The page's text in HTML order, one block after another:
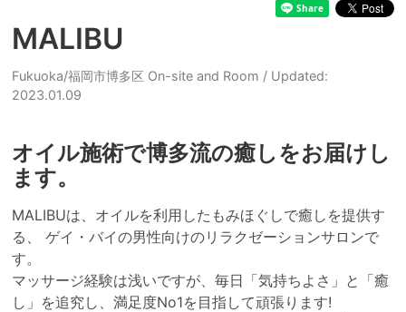
MALIBU
Fukuoka/福岡市博多区 On-site and Room / Updated:
2023.01.09
オイル施術で博多流の癒しをお届けし
ます。
MALIBUは、オイルを利用したもみほぐしで癒しを提供す
る、 ゲイ・バイの男性向けのリラクゼーションサロンで
す。
マッサージ経験は浅いですが、毎日「気持ちよさ」と「癒
し」を追究し、満足度No1を目指して頑張ります!